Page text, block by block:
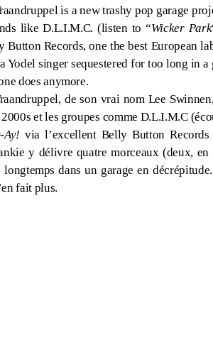
is a new trashy pop garage
like D.L.I.M.C. (listen to “Wicker Park
Button Records, one the best European
Yodel singer sequestered for too long in a
does anymore.
de son vrai nom Lee
et les groupes comme D.L.I.M.C
​Ay! via l’excellent Belly Button
y délivre quatre morceaux (deux,
longtemps dans un garage en
fait plus.